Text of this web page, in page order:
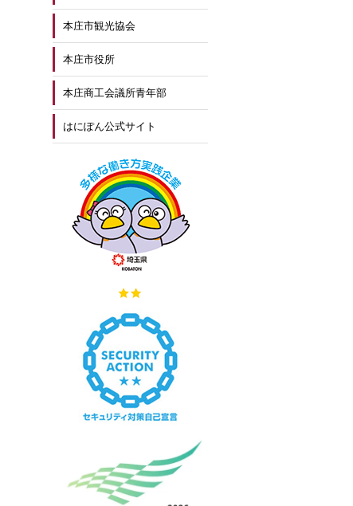
本庄市観光協会
本庄市役所
本庄商工会議所青年部
はにぽん公式サイト